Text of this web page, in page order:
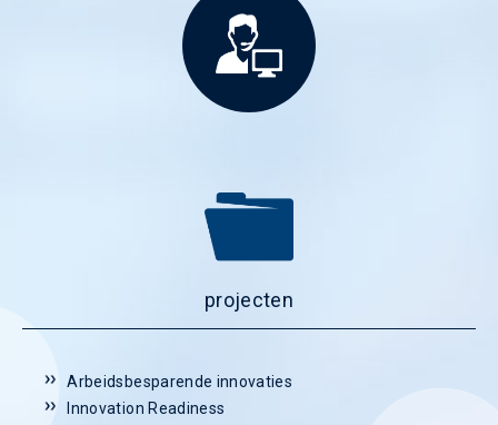
projecten
Arbeidsbesparende innovaties
Innovation Readiness